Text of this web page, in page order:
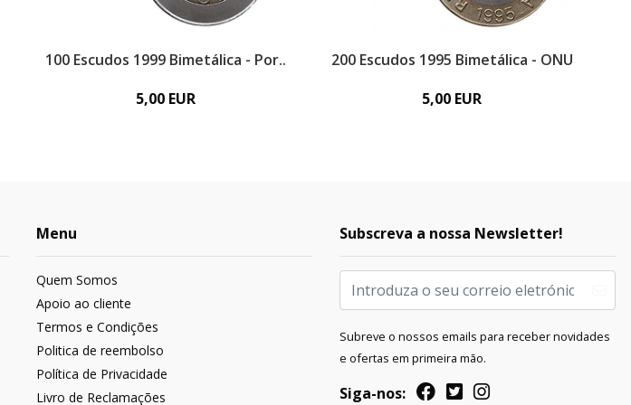
100 Escudos 1999 Bimetálica - Por..
5,00 EUR
200 Escudos 1995 Bimetálica - ONU
5,00 EUR
Menu
Quem Somos
Apoio ao cliente
Termos e Condições
Politica de reembolso
Política de Privacidade
Livro de Reclamações
Subscreva a nossa Newsletter!
Subreve o nossos emails para receber novidades
e ofertas em primeira mão.
Siga-nos: